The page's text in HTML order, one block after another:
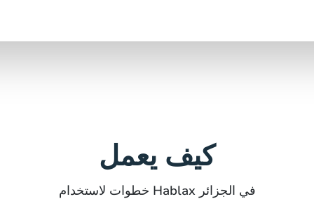
كيف يعمل
خطوات لاستخدام Hablax في الجزائر